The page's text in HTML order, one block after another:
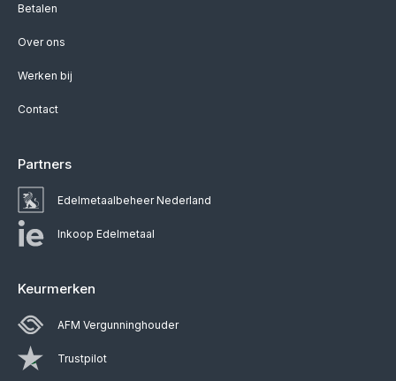
Betalen
Over ons
Werken bij
Contact
Partners
Edelmetaalbeheer Nederland
Inkoop Edelmetaal
Keurmerken
AFM Vergunninghouder
Trustpilot